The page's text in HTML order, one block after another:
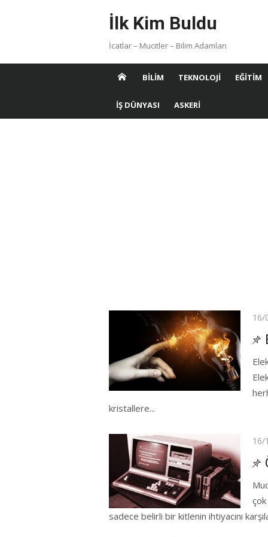
İlk Kim Buldu
İcatlar – Mucitler – Bilim Adamları
BILIM TEKNOLOJI EĞITIM
İŞ DÜNYASI ASKERI
16/
kristallere...
16/
çok
sadece belirli bir kitlenin ihtiyacını